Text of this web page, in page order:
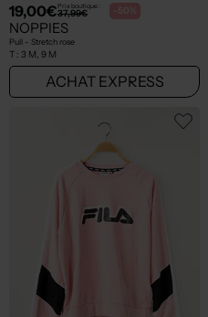
19,00€Prix boutique :
37,99€ -50%
NOPPIES
Pull - Stretch rose
T : 3 M, 9 M
ACHAT EXPRESS